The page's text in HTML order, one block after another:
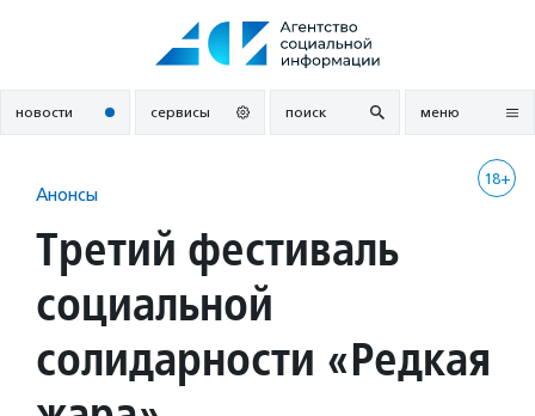
новости сервисы поиск меню
18+
Анонсы
Третий фестиваль
социальной
солидарности «Редкая